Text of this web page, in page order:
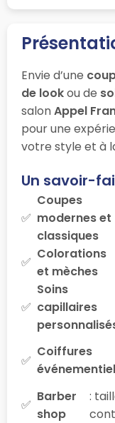
Envie d’une
de lookou de
salonAppel
pour une
votre style et à
Un savoir-
Coupes
modernes et
classiques
Colorations
et mèches
Soins
capillaires
Coiffures
Barber
shop
: